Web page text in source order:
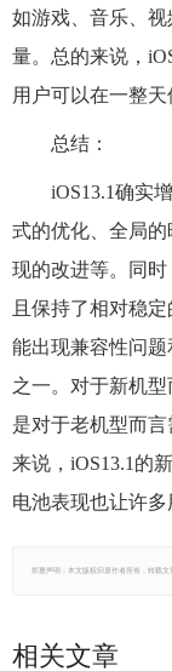
如游戏、音乐、
量。总的来说，
用户可以在一整
总结：
iOS13.1确实
式的优化、全局
现的改进等。同
且保持了相对稳
能出现兼容性问
之一。对于新机
是对于老机型而
来说，iOS13.1的
电池表现也让许多
郑重声明：本文版权归原作者所有，转载
相关文章